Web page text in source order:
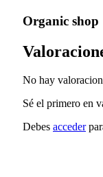
Organic shop
No hay
Sé el primero en
Debes acceder